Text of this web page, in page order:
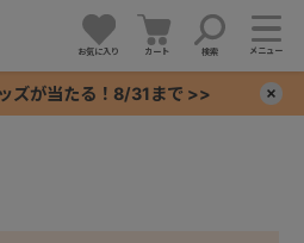
お気に入り カート 検索 メニュー
ズが当たる！8/31まで >>